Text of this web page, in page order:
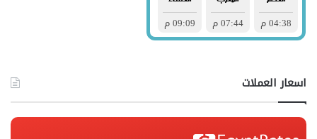
اسعار العملات